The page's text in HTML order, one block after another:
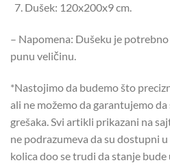
Dušek: 120x200x9 cm.
– Napomena: Dušeku je
punu veličinu.
*Nastojimo da budemo što
ali ne možemo da garantujemo
grešaka. Svi artikli prikazani na
ne podrazumeva da su dostupni
kolica doo se trudi da stanje